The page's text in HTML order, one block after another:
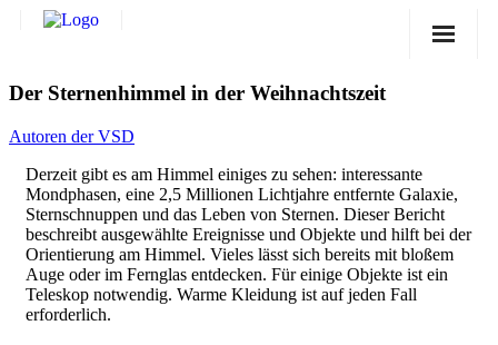
Verein
Blog
Galerie
Anfahrt
Der Sternenhimmel in der Weihnachtszeit
Autoren der VSD
Derzeit gibt es am Himmel einiges zu sehen: interessante
Mondphasen, eine 2,5 Millionen Lichtjahre entfernte Galaxie,
Sternschnuppen und das Leben von Sternen. Dieser Bericht
beschreibt ausgewählte Ereignisse und Objekte und hilft bei der
Orientierung am Himmel. Vieles lässt sich bereits mit bloßem
Auge oder im Fernglas entdecken. Für einige Objekte ist ein
Teleskop notwendig. Warme Kleidung ist auf jeden Fall
erforderlich.